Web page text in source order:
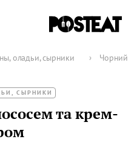
оладьи, сырники ›
Чорний
СЫРНИКИ
та крем-